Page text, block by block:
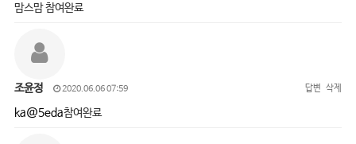
맘스맘 참여완료
조윤정 2020.06.06 07:59 답변 삭제
ka@5eda참여완료